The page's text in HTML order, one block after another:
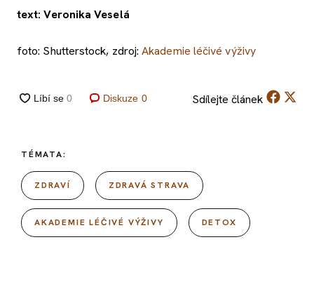
text: Veronika Veselá
foto: Shutterstock, zdroj:Akademie léčivé výživy
Diskuze 0 Sdílejte článek
TÉMATA:
ZDRAVÍ ZDRAVÁ STRAVA
AKADEMIE LÉČIVÉ VÝŽIVY DETOX